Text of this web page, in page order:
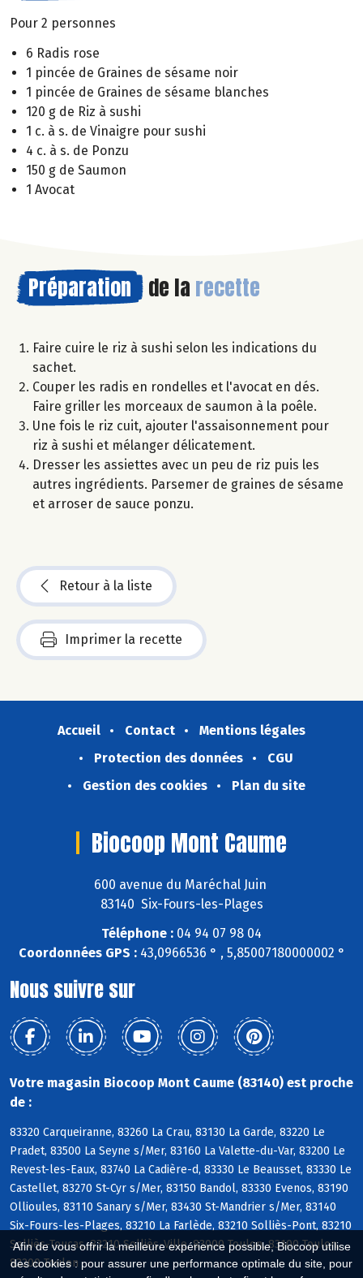
Afin de vous offrir la meilleure expérience possible, Biocoop utilise
des cookies : pour assurer une performance optimale du site, pour
Pour 2 personnes
6 Radis rose
1 pincée de Graines de sésame noir
1 pincée de Graines de sésame blanches
120 g de Riz à sushi
1 c. à s. de Vinaigre pour sushi
4 c. à s. de Ponzu
150 g de Saumon
1 Avocat
Préparation de la recette
Faire cuire le riz à sushi selon les indications du
sachet.
Couper les radis en rondelles et l'avocat en dés.
Faire griller les morceaux de saumon à la poêle.
Une fois le riz cuit, ajouter l'assaisonnement pour
riz à sushi et mélanger délicatement.
Dresser les assiettes avec un peu de riz puis les
autres ingrédients. Parsemer de graines de sésame
et arroser de sauce ponzu.
Retour à la liste
Imprimer la recette
Accueil Contact
Mentions légales
Protection des données
CGU
Gestion des cookies
Plan du site
Biocoop Mont Caume
600 avenue du Maréchal Juin
83140 Six-Fours-les-Plages
Téléphone : 04 94 07 98 04
Coordonnées GPS :43,0966536 ° , 5,85007180000002 °
Nous suivre sur
Votre magasin Biocoop Mont Caume (83140) est proche
de :
83320 Carqueiranne, 83260 La Crau, 83130 La Garde, 83220 Le
Pradet, 83500 La Seyne s/Mer, 83160 La Valette-du-Var, 83200 Le
Revest-les-Eaux, 83740 La Cadière-d, 83330 Le Beausset, 83330 Le
Castellet, 83270 St-Cyr s/Mer, 83150 Bandol, 83330 Evenos, 83190
Ollioules, 83110 Sanary s/Mer, 83430 St-Mandrier s/Mer, 83140
Six-Fours-les-Plages, 83210 La Farlède, 83210 Solliès-Pont, 83210
Solliès-Toucas, 83210 Solliès-Ville, 83000 Toulon, 83100 Toulon,
83200 Toulon